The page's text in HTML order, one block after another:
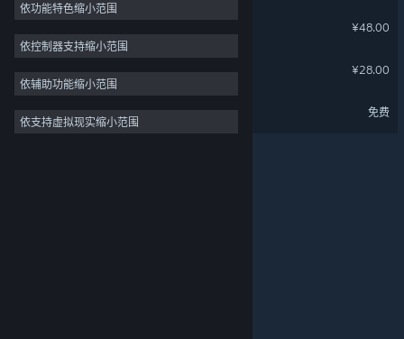
关于蒸汽平台|退款政策|软件许可服务协议
个人信息保护政策|个人信息出境告知书|
重玩价值 5
手绘 5
动作类 Rogue 5
平台游戏 4
后末日 4
依功能特色缩小范围
依控制器支持缩小范围
依辅助功能缩小范围
依支持虚拟现实缩小范围
绝地鸭卫 - 传奇装扮包
¥48.00
¥28.00
免费